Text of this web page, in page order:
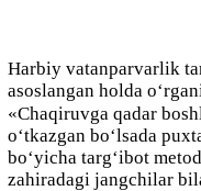
Harbiy vatanparvarlik
asoslangan holda
«Chaqiruvga qadar
o‘tkazgan bo‘lsada
bo‘yicha targ‘ibot
zahiradagi jangchilar